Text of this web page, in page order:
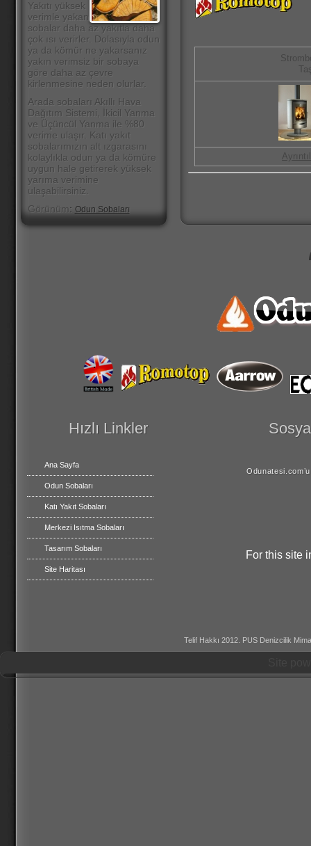
Yakıtı yüksek
verimle yakan
sobalar daha az yakıtla daha
çok ısı verirler. Dolasıyla odun
ya da kömür ne yakarsanız
yakın verimsiz bir sobaya
göre daha az çevre
kirlenmesine neden olurlar.
Arada sobaları Akıllı Hava
Dağıtım Sistemi, İkicil Yanma
ve Üçüncül Yanma ile %80
verime ulaşır. Katı yakıt
sobalarımızın alt ızgarasını
kolaylıkla odun ya da kömüre
uygun hale getirerek yüksek
yarıma verimine
ulaşabilirsiniz.
Görünüm : Odun Sobaları
Hızlı Linkler
Ana Sayfa
Odun Sobaları
Katı Yakıt Sobaları
Merkezi Isıtma Sobaları
Tasarım Sobaları
Site Haritası
For this site
Telif Hakkı 2012. PUS Denizcilik